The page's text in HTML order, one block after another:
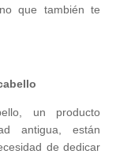
que también te
un producto
antigua, están
de dedicar